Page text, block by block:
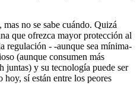
no se sabe cuándo. Quizá
que ofrezca mayor protección al
regulación - -aunque sea mínima-
(aunque consumen más
juntas) y su tecnología puede ser
hoy, sí están entre los peores